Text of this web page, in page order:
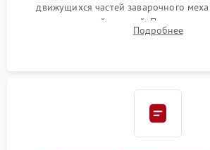
движущихся частей заварочного
силиконовой смазкой.
декальцинации и очистки системы от
Подробнее